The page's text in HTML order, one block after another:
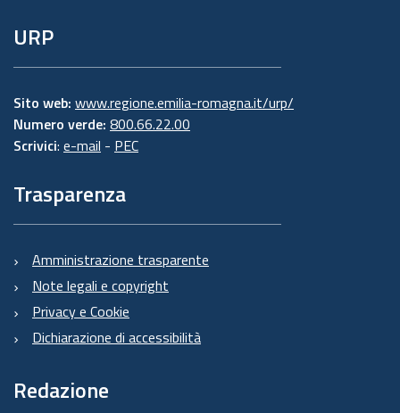
URP
Sito web: www.regione.emilia-romagna.it/urp/
Numero verde: 800.66.22.00
Scrivici: e-mail - PEC
Trasparenza
Amministrazione trasparente
Note legali e copyright
Privacy e Cookie
Dichiarazione di accessibilità
Redazione